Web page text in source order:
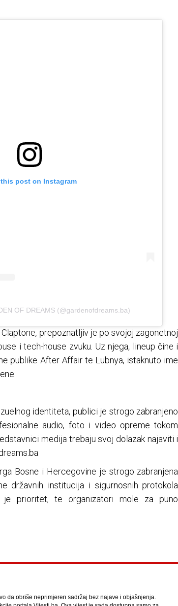
post on Instagram
OF DREAMS (@gardenofdreams.ba)
prepoznatljiv je po svojoj zagonetnoj
i tech-house zvuku. Uz njega, lineup čine i
publike After Affair te Lubnya, istaknuto ime
identiteta, publici je strogo zabranjeno
audio, foto i video opreme tokom
medija trebaju svoj dolazak najaviti i
Bosne i Hercegovine je strogo zabranjena
državnih institucija i sigurnosnih protokola
je prioritet, te organizatori mole za puno
da obriše neprimjeren sadržaj bez najave i objašnjenja.